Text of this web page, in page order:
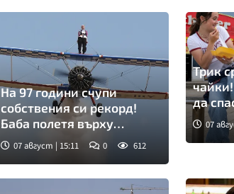
Снимка: инстаграм
На 97 години счупи
собствения си рекорд!
Баба полетя върху
крилото на самолет
ВИДЕО
07 август | 15:11 0 612
Трик
да
плажа
07